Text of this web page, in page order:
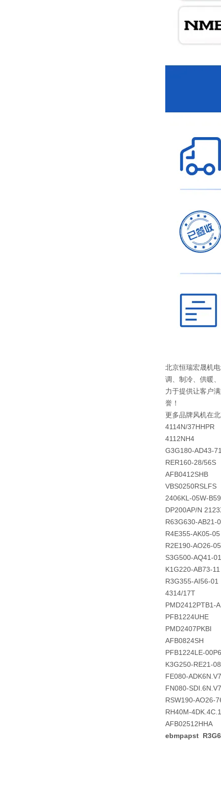
北京恒瑞宏晟机
调、制冷、供暖
力于提供让客户
誉！
更多品牌风机在
4114N/37HHPR
4112NH4
G3G180-AD43-
RER160-28/56S
AFB0412SHB
VBS0250RSLFS
2406KL-05W-B59
DP200AP/N
R63G630-AB21-
R4E355-AK05-05
R2E190-AO26-05
S3G500-AQ41-01
K1G220-AB73-11
R3G355-AI56-01
4314/17T
PMD2412PTB1-A
PFB1224UHE
PMD2407PKBI
AFB0824SH
PFB1224LE-00P6
K3G250-RE21-08
FE080-ADK6N.V7
FN080-
RSW190-AO26-
RH40M-
AFB02512HHA
ebmpapst